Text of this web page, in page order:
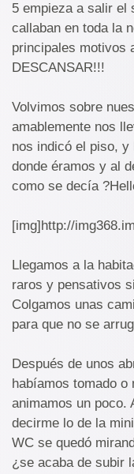
5 empieza a salir el
callaban en toda la
principales motivos
DESCANSAR!!!
Volvimos sobre
amablemente nos
nos indicó el piso, y
donde éramos y al
como se decía
[img]http://
Llegamos a la
raros y pensativos
Colgamos unas
para que no se
Después de unos
habíamos tomado
animamos un poco.
decirme lo de la
WC se quedó
¿se acaba de subir